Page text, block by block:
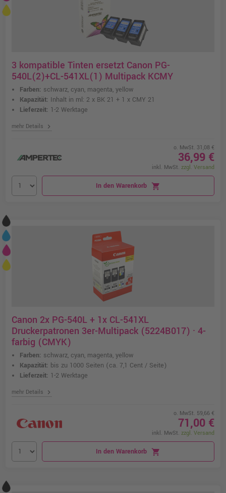
3 kompatible Tinten ersetzt Canon PG-
540L(2)+CL-541XL(1) Multipack KCMY
Farben: schwarz, cyan, magenta, yellow
Kapazität: Inhalt in ml: 2 x BK 21 + 1 x CMY 21
Lieferzeit: 1-2 Werktage
mehr Details chevron_right
o. MwSt. 31,08 €
36,99 €
inkl. MwSt. zzgl. Versand
In den Warenkorb shopping_cart
Canon 2x PG-540L + 1x CL-541XL
Druckerpatronen 3er-Multipack (5224B017) · 4-
farbig (CMYK)
Farben: schwarz, cyan, magenta, yellow
Kapazität: bis zu 1000 Seiten (ca. 7,1 Cent / Seite)
Lieferzeit: 1-2 Werktage
mehr Details chevron_right
o. MwSt. 59,66 €
71,00 €
inkl. MwSt. zzgl. Versand
In den Warenkorb shopping_cart